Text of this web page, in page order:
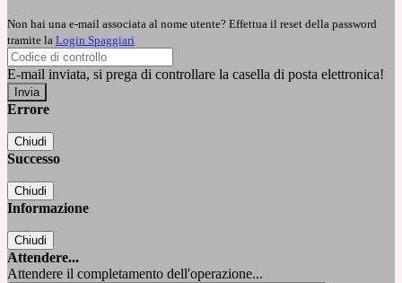
Non hai una e-mail associata al nome utente? Effettua il reset della password
tramite la Login Spaggiari
E-mail inviata, si prega di controllare la casella di posta elettronica!
Errore
Chiudi
Successo
Chiudi
Informazione
Chiudi
Attendere...
Attendere il completamento dell'operazione...